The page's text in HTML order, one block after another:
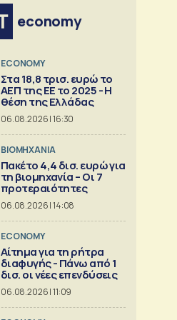
economy
ECONOMY
Στα 18,8 τρισ. ευρώ το
ΑΕΠ της ΕΕ το 2025 - Η
θέση της Ελλάδας
06.08.2026 | 16:30
ΒΙΟΜΗΧΑΝΙΑ
Πακέτο 4,4 δισ. ευρώ για
τη βιομηχανία – Οι 7
προτεραιότητες
06.08.2026 | 14:08
ECONOMY
Αίτημα για τη ρήτρα
διαφυγής - Πάνω από 1
δισ. οι νέες επενδύσεις
06.08.2026 | 11:09